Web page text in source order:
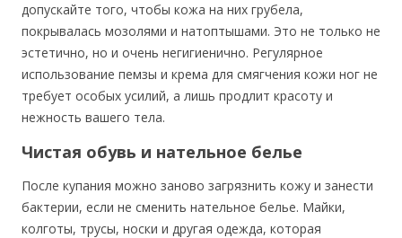
допускайте того, чтобы кожа на них грубела,
покрывалась мозолями и натоптышами. Это не только не
эстетично, но и очень негигиенично. Регулярное
использование пемзы и крема для смягчения кожи ног не
требует особых усилий, а лишь продлит красоту и
нежность вашего тела.
Чистая обувь и нательное белье
После купания можно заново загрязнить кожу и занести
бактерии, если не сменить нательное белье. Майки,
колготы, трусы, носки и другая одежда, которая